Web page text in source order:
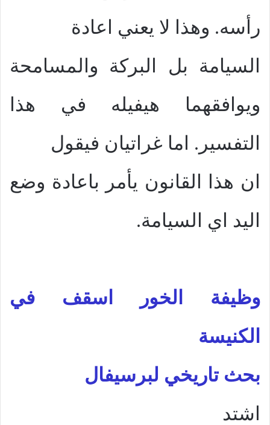
رأسه. وهذا لا يعني اعادة
السيامة بل البركة والمسامحة
ويوافقهما هيفيله في هذا
التفسير. اما غراتيان فيقول
ان هذا القانون يأمر باعادة وضع
اليد اي السيامة.
وظيفة الخور اسقف في
الكنيسة
بحث تاريخي لبرسيفال
اشتد